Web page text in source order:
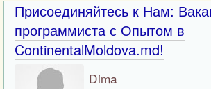
Присоединяйтесь к Нам:
программиста с Опытом в
ContinentalMoldova.md!
Dima